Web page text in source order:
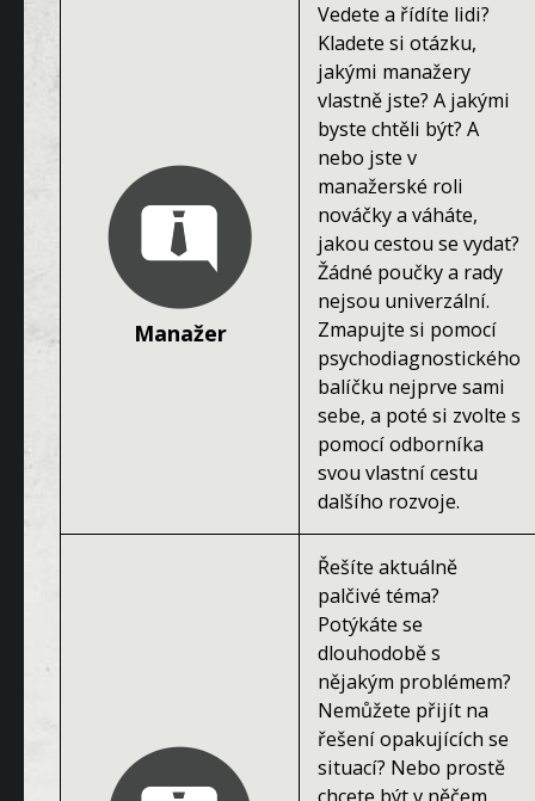
Manažer
Vedete a řídíte lidi?
Kladete si otázku,
jakými manažery
vlastně jste? A jakými
byste chtěli být? A
nebo jste v
manažerské roli
nováčky a váháte,
jakou cestou se vydat?
Žádné poučky a rady
nejsou univerzální.
Zmapujte si pomocí
psychodiagnostického
balíčku nejprve sami
sebe, a poté si zvolte s
pomocí odborníka
svou vlastní cestu
dalšího rozvoje.
Řešíte aktuálně
palčivé téma?
Potýkáte se
dlouhodobě s
nějakým problémem?
Nemůžete přijít na
řešení opakujících se
situací? Nebo prostě